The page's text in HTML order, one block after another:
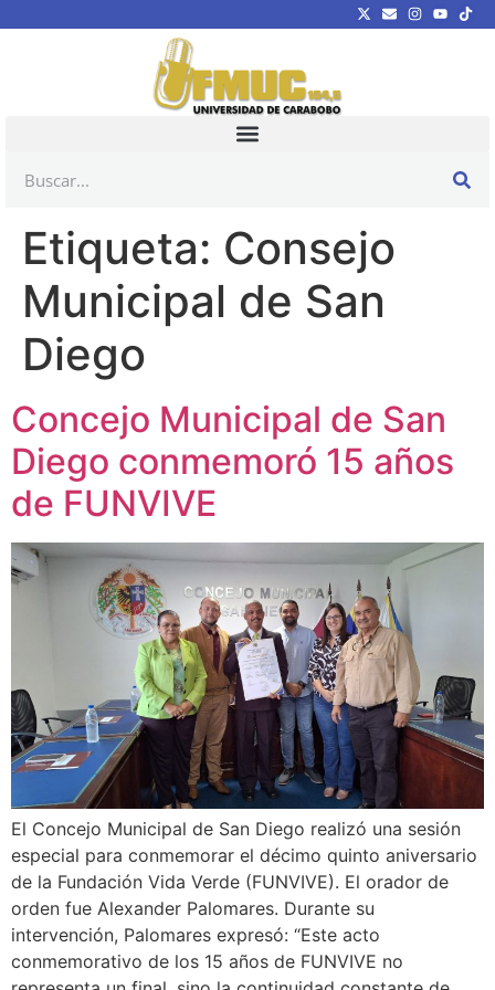
Etiqueta: Consejo
Municipal de San
Diego
Concejo Municipal de San
Diego conmemoró 15 años
de FUNVIVE
El Concejo Municipal de San Diego realizó una sesión
especial para conmemorar el décimo quinto aniversario
de la Fundación Vida Verde (FUNVIVE). El orador de
orden fue Alexander Palomares. Durante su
intervención, Palomares expresó: “Este acto
conmemorativo de los 15 años de FUNVIVE no